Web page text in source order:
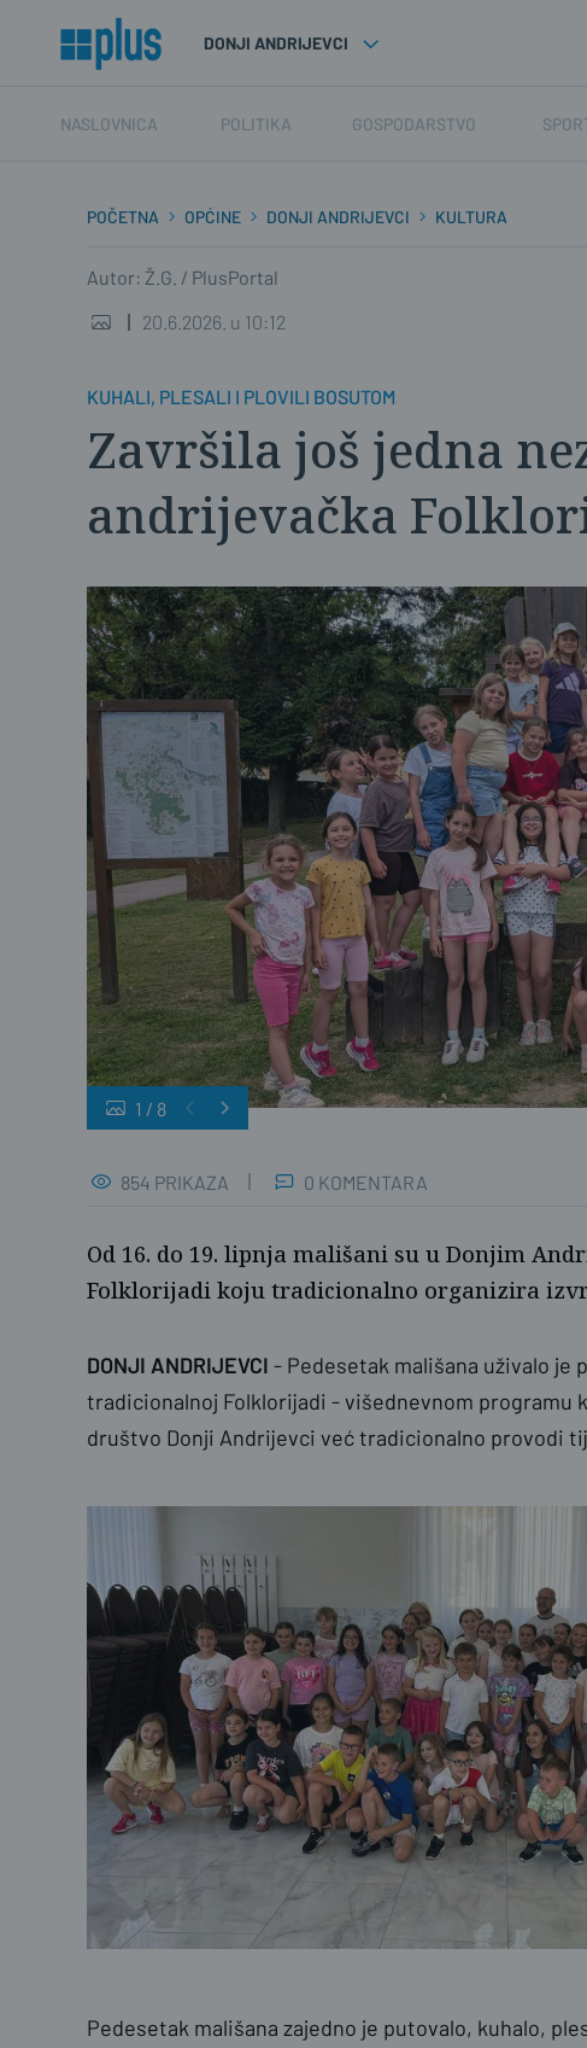
DONJI ANDRIJEVCI
NASLOVNICA POLITIKA GOSPODARSTVO
POČETNA OPĆINE DONJI ANDRIJEVCI KULTURA
Autor: Ž.G. / PlusPortal
20.6.2026. u 10:12
KUHALI, PLESALI I PLOVILI BOSUTOM
Završila još jedna
andrijevačka
1 / 8
854 PRIKAZA 0 KOMENTARA
Od 16. do 19. lipnja mališani su u Donjim
Folklorijadi koju tradicionalno organizira
DONJI ANDRIJEVCI - Pedesetak mališana uživalo je
tradicionalnoj Folklorijadi - višednevnom programu
društvo Donji Andrijevci već tradicionalno provodi
Pedesetak mališana zajedno je putovalo, kuhalo,